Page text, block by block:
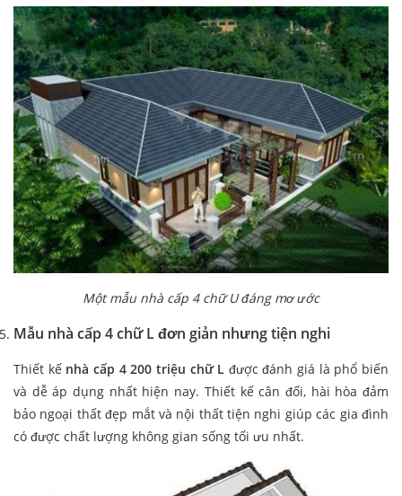
Một mẫu nhà cấp 4 chữ U đáng mơ ước
Mẫu nhà cấp 4 chữ L đơn giản nhưng tiện nghi
Thiết kế nhà cấp 4 200 triệu chữ L được đánh giá là phổ biến
và dễ áp dụng nhất hiện nay. Thiết kế cân đối, hài hòa đảm
bảo ngoại thất đẹp mắt và nội thất tiện nghi giúp các gia đình
có được chất lượng không gian sống tối ưu nhất.